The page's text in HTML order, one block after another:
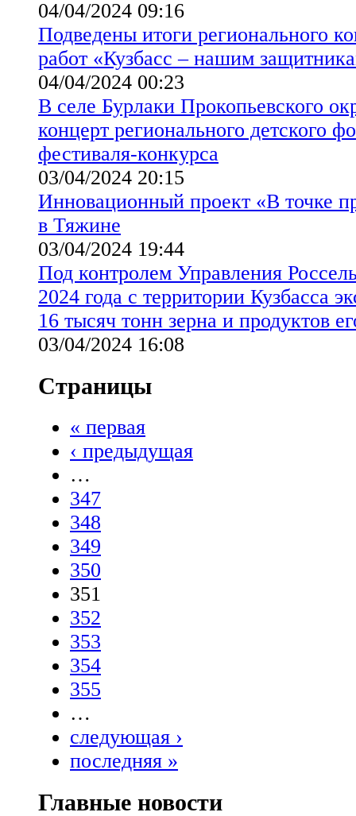
04/04/2024 09:16
Подведены итоги регионального
работ «Кузбасс – нашим
04/04/2024 00:23
В селе Бурлаки Прокопьевского
концерт регионального детского
фестиваля-конкурса
03/04/2024 20:15
Инновационный проект «В точке
в Тяжине
03/04/2024 19:44
Под контролем Управления
2024 года с территории Кузбасса
16 тысяч тонн зерна и продуктов
03/04/2024 16:08
Страницы
« первая
‹ предыдущая
…
347
348
349
350
351
352
353
354
355
…
следующая ›
последняя »
Главные новости